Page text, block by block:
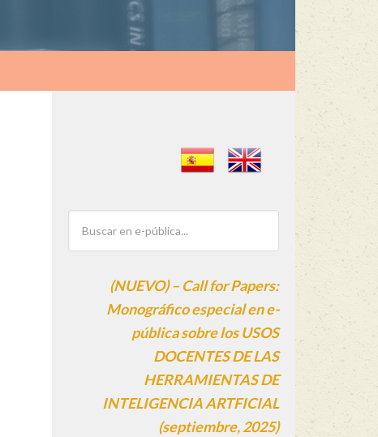
(NUEVO) – Call for Papers:
Monográfico especial en e-
pública sobre los USOS
DOCENTES DE LAS
HERRAMIENTAS DE
INTELIGENCIA ARTFICIAL
(septiembre, 2025)